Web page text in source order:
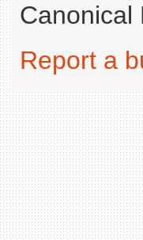
Canonical
Report a